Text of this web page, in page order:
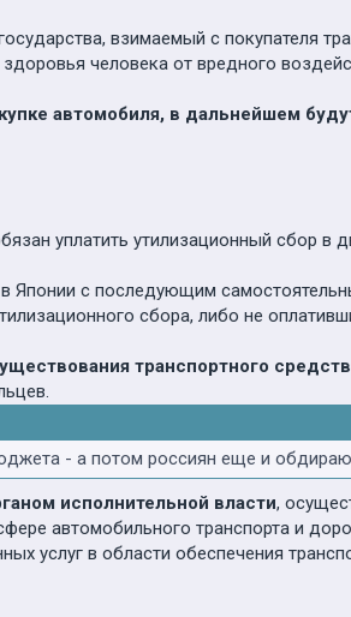
взимаемый с покупателя
человека от вредного
автомобиля, в дальнейшем
уплатить утилизационный сбор в
Японии с последующим
сбора, либо не
транспортного
- а потом россиян еще и
исполнительной власти,
автомобильного транспорта и
услуг в области обеспечения